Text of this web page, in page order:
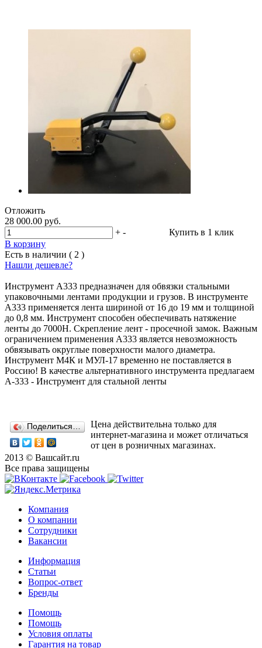
Отложить
28 000.00 руб.
+ -
В корзину
Купить в 1 клик
Есть в наличии ( 2 )
Нашли дешевле?
Инструмент А333 предназначен для обвязки стальными
упаковочными лентами продукции и грузов. В инструменте
A333 применяется лента шириной от 16 до 19 мм и толщиной
до 0,8 мм. Инструмент способен обеспечивать натяжение
ленты до 7000Н. Скрепление лент - просечной замок. Важным
ограничением применения А333 является невозможность
обвязывать округлые поверхности малого диаметра.
Инструмент М4К и МУЛ-17 временно не поставляется в
Россию! В качестве альтернативного инcтрумента предлагаем
А-333 - Инструмент для стальной ленты
Поделиться…
Цена действительна только для
интернет-магазина и может отличаться
от цен в розничных магазинах.
2013 © Вашсайт.ru
Все права защищены
Компания
О компании
Сотрудники
Вакансии
Информация
Статьи
Вопрос-ответ
Бренды
Помощь
Помощь
Условия оплаты
Гарантия на товар